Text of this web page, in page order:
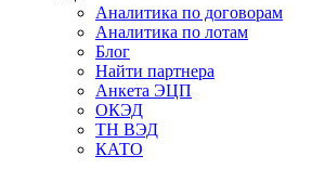
Аналитика по договорам
Аналитика по лотам
Блог
Найти партнера
Анкета ЭЦП
ОКЭД
ТН ВЭД
КАТО